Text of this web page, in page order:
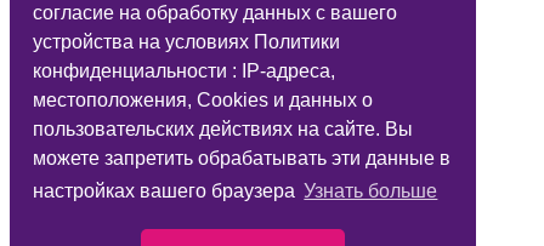
согласие на обработку данных с вашего
устройства на условиях Политики
конфиденциальности : IP-адреса,
местоположения, Cookies и данных о
пользовательских действиях на сайте. Вы
можете запретить обрабатывать эти данные в
настройках вашего браузера Узнать больше